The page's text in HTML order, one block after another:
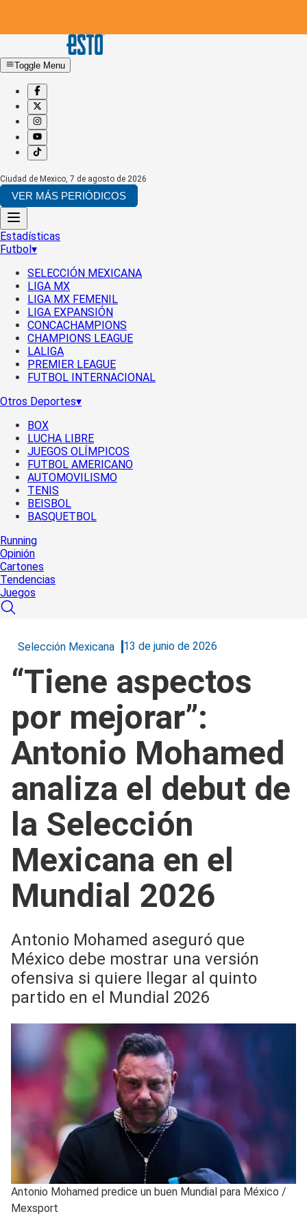
Toggle Menu
Ciudad de Mexico, 7 de agosto de 2026
VER MÁS PERIÓDICOS
Estadísticas
Futbol▾
SELECCIÓN MEXICANA
LIGA MX
LIGA MX FEMENIL
LIGA EXPANSIÓN
CONCACHAMPIONS
CHAMPIONS LEAGUE
LALIGA
PREMIER LEAGUE
FUTBOL INTERNACIONAL
Otros Deportes▾
BOX
LUCHA LIBRE
JUEGOS OLÍMPICOS
FUTBOL AMERICANO
AUTOMOVILISMO
TENIS
BEISBOL
BASQUETBOL
Running
Opinión
Cartones
Tendencias
Juegos
Selección Mexicana 13 de junio de 2026
“Tiene aspectos
por mejorar”:
Antonio Mohamed
analiza el debut de
la Selección
Mexicana en el
Mundial 2026
Antonio Mohamed aseguró que
México debe mostrar una versión
ofensiva si quiere llegar al quinto
partido en el Mundial 2026
Antonio Mohamed predice un buen Mundial para México /
Mexsport